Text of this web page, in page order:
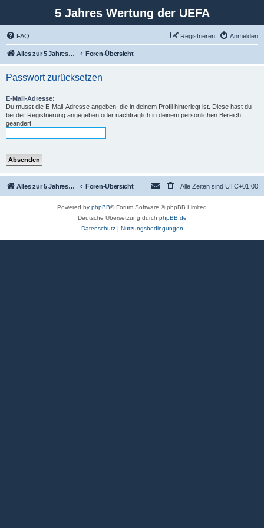
5 Jahres Wertung der UEFA
FAQ Anmelden
Registrieren
Alles zur 5 Jahreswertung / Tabelle der UEFA mit vielen Statistiken. Foren-Übersicht
Passwort zurücksetzen
E-Mail-Adresse:
Du musst die E-Mail-Adresse angeben, die in deinem Profil hinterlegt ist. Diese hast du
bei der Registrierung angegeben oder nachträglich in deinem persönlichen Bereich
geändert.
Alles zur 5 Jahreswertung / Tabelle der UEFA mit vielen Statistiken. Foren-Übersicht Alle Zeiten sind UTC+01:00
Powered by phpBB® Forum Software © phpBB Limited
Deutsche Übersetzung durch phpBB.de
Datenschutz| Nutzungsbedingungen